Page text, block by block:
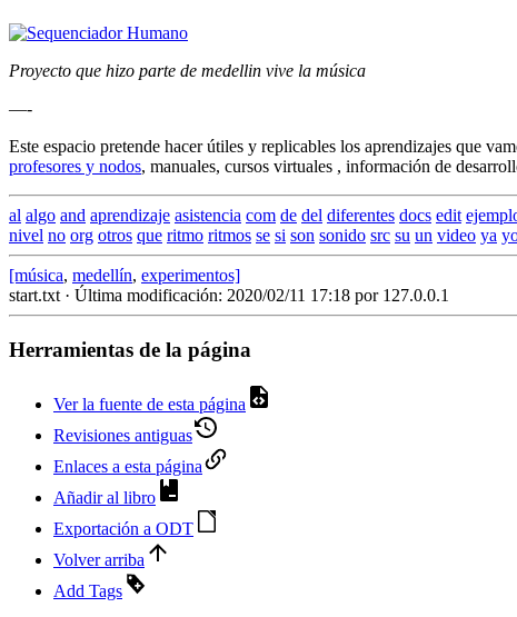
Proyecto que hizo parte de medellin vive la música
—-
Este espacio pretende hacer útiles y replicables los aprendizajes que
profesores y nodos, manuales, cursos virtuales , información de
al algo and aprendizaje asistencia com de del diferentes docs edit
nivel no org otros que ritmo ritmos se si son sonido src su un video ya
[música, medellín, experimentos]
start.txt · Última modificación: 2020/02/11 17:18 por 127.0.0.1
Herramientas de la página
Ver la fuente de esta página
Revisiones antiguas
Enlaces a esta página
Añadir al libro
Exportación a ODT
Volver arriba
Add Tags